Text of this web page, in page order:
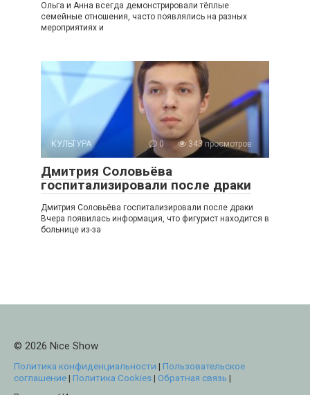
Ольга и Анна всегда демонстрировали тёплые
семейные отношения, часто появлялись на разных
мероприятиях и
КУЛЬТУРА 0 343 просмотров
Дмитрия Соловьёва
госпитализировали после драки
Дмитрия Соловьёва госпитализировали после драки
Вчера появилась информация, что фигурист находится в
больнице из-за
© 2026 Nice Show
Политика конфиденциальности | Пользовательское
соглашение| Политика Cookies| Обратная связь |